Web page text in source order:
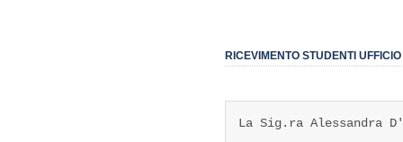
RICEVIMENTO STUDENTI
La Sig.ra Alessandra